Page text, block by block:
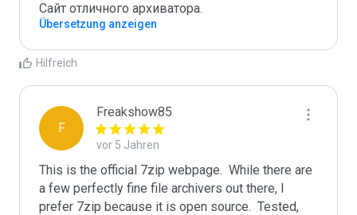
Сайт отличного архиватора.
Übersetzung anzeigen
Hilfreich
F
Freakshow85
vor 5 Jahren
This is the official 7zip webpage.  While there are
a few perfectly fine file archivers out there, I
prefer 7zip because it is open source.  Tested,